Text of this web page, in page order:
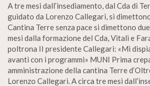
A tre mesi dall’insediamento, dal Cda di
guidato da Lorenzo Callegari, si
Cantina Terre senza pace si dimettono
mesi dalla formazione del Cda, Vitali e
poltrona II presidente Callegari: «Mi
avanti con i programmi» MUNI Prima
amministrazione della cantina Terre
Lorenzo Callegari. A circa tre mesi